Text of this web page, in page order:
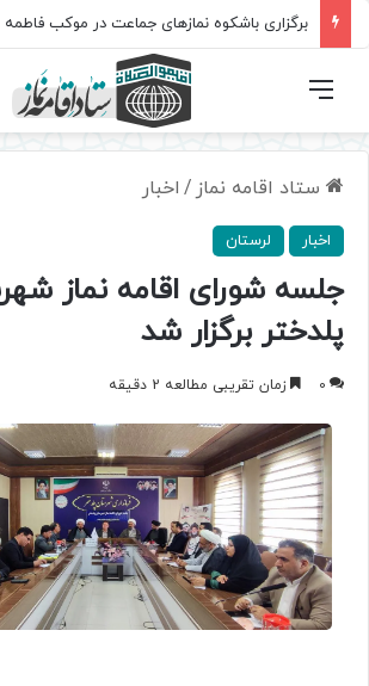
برگزاری باشکوه نمازهای جماعت در موکب
فهرست
ستاد اقامه نماز / اخبار
اخبار لرستان
جلسه شورای اقامه نماز
پلدختر برگزار شد
0 زمان تقریبی مطالعه 2 دقیقه